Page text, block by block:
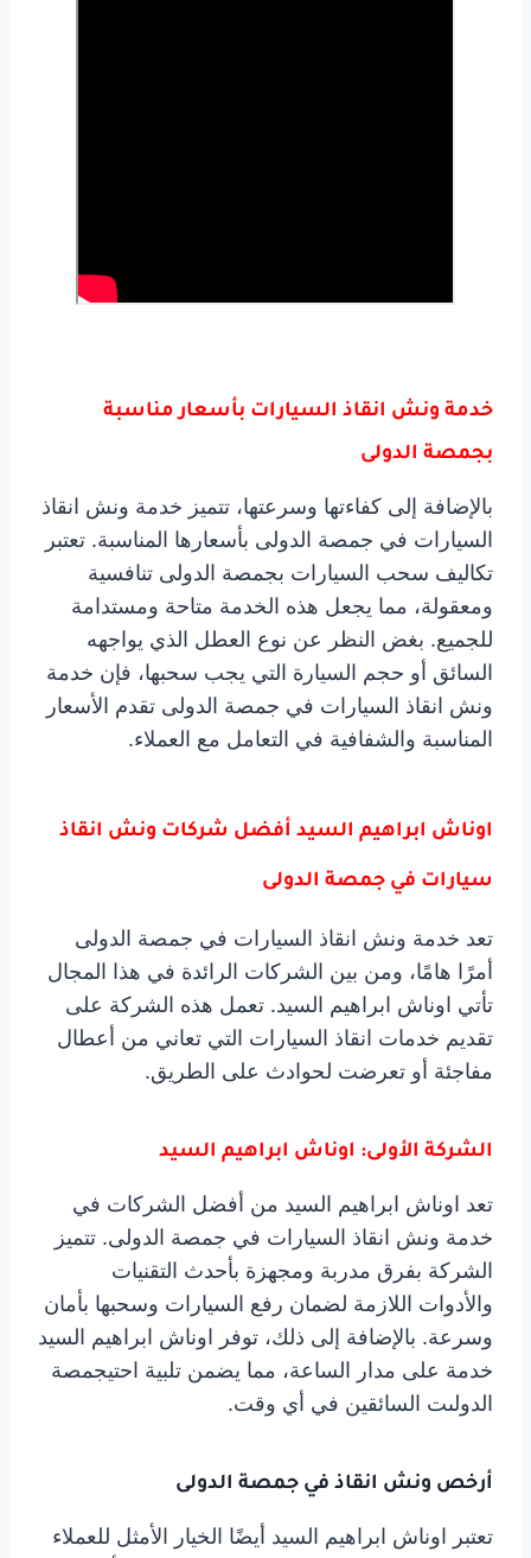
خدمة ونش انقاذ السيارات بأسعار مناسبة
بجمصة الدولى
بالإضافة إلى كفاءتها وسرعتها، تتميز خدمة ونش انقاذ
السيارات في جمصة الدولى بأسعارها المناسبة. تعتبر
تكاليف سحب السيارات بجمصة الدولى تنافسية
ومعقولة، مما يجعل هذه الخدمة متاحة ومستدامة
للجميع. بغض النظر عن نوع العطل الذي يواجهه
السائق أو حجم السيارة التي يجب سحبها، فإن خدمة
ونش انقاذ السيارات في جمصة الدولى تقدم الأسعار
المناسبة والشفافية في التعامل مع العملاء.
اوناش ابراهيم السيد أفضل شركات ونش انقاذ
سيارات في جمصة الدولى
تعد خدمة ونش انقاذ السيارات في جمصة الدولى
أمرًا هامًا، ومن بين الشركات الرائدة في هذا المجال
تأتي اوناش ابراهيم السيد. تعمل هذه الشركة على
تقديم خدمات انقاذ السيارات التي تعاني من أعطال
مفاجئة أو تعرضت لحوادث على الطريق.
الشركة الأولى: اوناش ابراهيم السيد
تعد اوناش ابراهيم السيد من أفضل الشركات في
خدمة ونش انقاذ السيارات في جمصة الدولى. تتميز
الشركة بفرق مدربة ومجهزة بأحدث التقنيات
والأدوات اللازمة لضمان رفع السيارات وسحبها بأمان
وسرعة. بالإضافة إلى ذلك، توفر اوناش ابراهيم السيد
خدمة على مدار الساعة، مما يضمن تلبية احتيجمصة
الدولىت السائقين في أي وقت.
أرخص ونش انقاذ في جمصة الدولى
تعتبر اوناش ابراهيم السيد أيضًا الخيار الأمثل للعملاء